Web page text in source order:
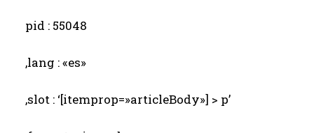
pid : 55048
,lang : «es»
,slot : ‘[itemprop=»articleBody»] > p’